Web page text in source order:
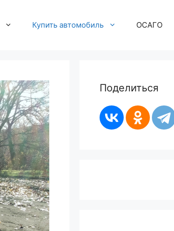
Купить автомобиль ОСАГО
Поделиться